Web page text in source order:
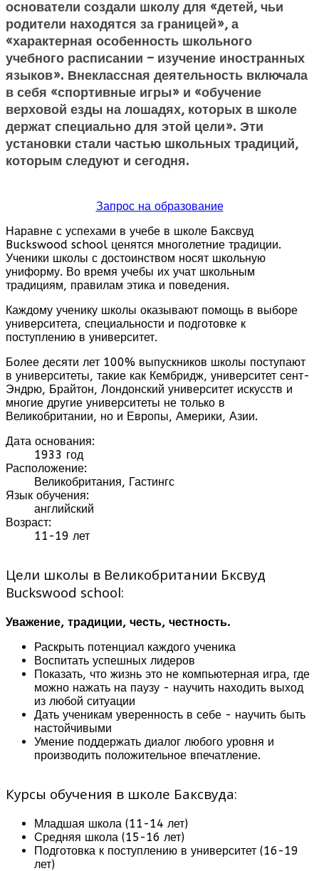
основатели создали школу для «детей, чьи
родители находятся за границей», а
«характерная особенность школьного
учебного расписании – изучение иностранных
языков». Внеклассная деятельность включала
в себя «спортивные игры» и «обучение
верховой езды на лошадях, которых в школе
держат специально для этой цели». Эти
установки стали частью школьных традиций,
которым следуют и сегодня.
Запрос на образование
Наравне с успехами в учебе в школе Баксвуд
Buckswood school ценятся многолетние традиции.
Ученики школы с достоинством носят школьную
униформу. Во время учебы их учат школьным
традициям, правилам этика и поведения.
Каждому ученику школы оказывают помощь в выборе
университета, специальности и подготовке к
поступлению в университет.
Более десяти лет 100% выпускников школы поступают
в университеты, такие как Кембридж, университет сент-
Эндрю, Брайтон, Лондонский университет искусств и
многие другие университеты не только в
Великобритании, но и Европы, Америки, Азии.
Дата основания:
1933 год
Расположение:
Великобритания, Гастингс
Язык обучения:
английский
Возраст:
11-19 лет
Цели школы в Великобритании Бксвуд
Buckswood school:
Уважение, традиции, честь, честность.
Раскрыть потенциал каждого ученика
Воспитать успешных лидеров
Показать, что жизнь это не компьютерная игра, где
можно нажать на паузу - научить находить выход
из любой ситуации
Дать ученикам уверенность в себе - научить быть
настойчивыми
Умение поддержать диалог любого уровня и
производить положительное впечатление.
Курсы обучения в школе Баксвуда:
Младшая школа (11-14 лет)
Средняя школа (15-16 лет)
Подготовка к поступлению в университет (16-19
лет)